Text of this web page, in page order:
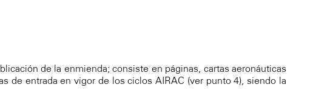
de la enmienda; consiste en páginas, cartas aeronáuticas
de entrada en vigor de los ciclos AIRAC (ver punto 4), siendo la